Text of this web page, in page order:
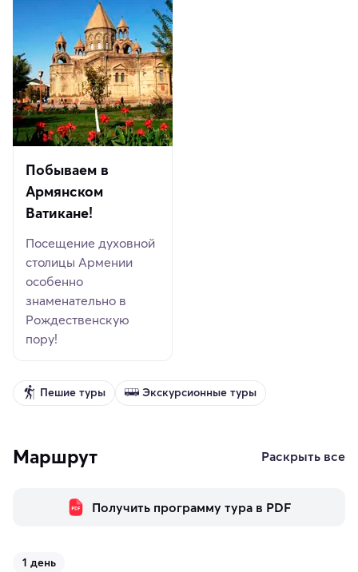
Побываем в
Армянском
Ватикане!
Посещение духовной
столицы Армении
особенно
знаменательно в
Рождественскую
пору!
Пешие туры Экскурсионные туры
Маршрут Раскрыть все
Получить программу тура в PDF
1 день